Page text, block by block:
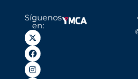
Síguenos
en: